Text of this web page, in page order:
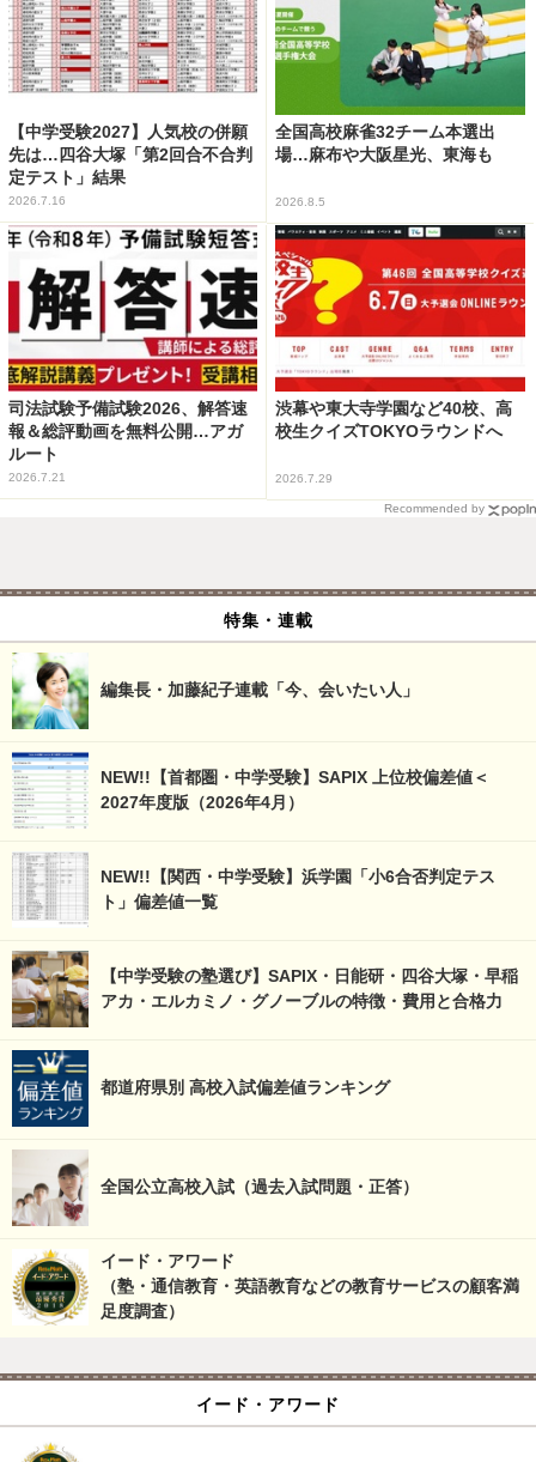
【中学受験2027】人気校の併願
先は…四谷大塚「第2回合不合判
定テスト」結果
2026.7.16
全国高校麻雀32チーム本選出
場…麻布や大阪星光、東海も
2026.8.5
司法試験予備試験2026、解答速
報＆総評動画を無料公開…アガ
ルート
2026.7.21
渋幕や東大寺学園など40校、高
校生クイズTOKYOラウンドへ
2026.7.29
Recommended by
特集・連載
編集長・加藤紀子連載「今、会いたい人」
NEW!!【首都圏・中学受験】SAPIX 上位校偏差値＜
2027年度版（2026年4月）
NEW!!【関西・中学受験】浜学園「小6合否判定テス
ト」偏差値一覧
【中学受験の塾選び】SAPIX・日能研・四谷大塚・早稲
アカ・エルカミノ・グノーブルの特徴・費用と合格力
都道府県別 高校入試偏差値ランキング
全国公立高校入試（過去入試問題・正答）
イード・アワード
（塾・通信教育・英語教育などの教育サービスの顧客満
足度調査）
イード・アワード